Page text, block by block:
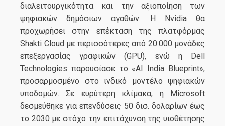
διαλειτουργικότητα και την αξιοποίηση των
ψηφιακών δημόσιων αγαθών. Η Nvidia θα
προχωρήσει στην επέκταση της πλατφόρμας
Shakti Cloud με περισσότερες από 20.000 μονάδες
επεξεργασίας γραφικών (GPU), ενώ η Dell
Technologies παρουσίασε το «AI India Blueprint»,
προσαρμοσμένο στο ινδικό μοντέλο ψηφιακών
υποδομών. Σε ευρύτερη κλίμακα, η Microsoft
δεσμεύθηκε για επενδύσεις 50 δισ. δολαρίων έως
το 2030 με στόχο την επιτάχυνση της υιοθέτησης